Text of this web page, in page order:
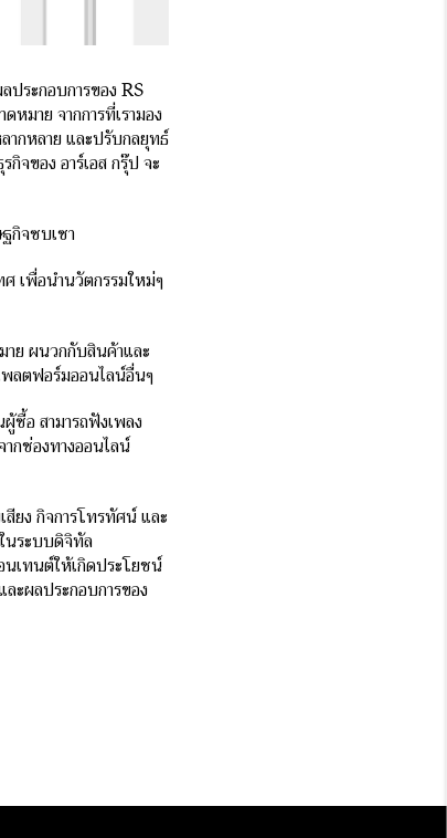
ประกอบการของ RS
หมาย จากการที่เรามอง
ากหลาย และปรับกลยุทธ์
จของ อาร์เอส กรุ๊ป จะ
กิจซบเซา
เพื่อนำนวัตกรรมใหม่ๆ
าย ผนวกกับสินค้าและ
พลตฟอร์มออนไลน์อื่นๆ
อ สามารถฟังเพลง
ากช่องทางออนไลน์
ยง กิจการโทรทัศน์ และ
นระบบดิจิทัล
เทนต์ให้เกิดประโยชน์
ะผลประกอบการของ